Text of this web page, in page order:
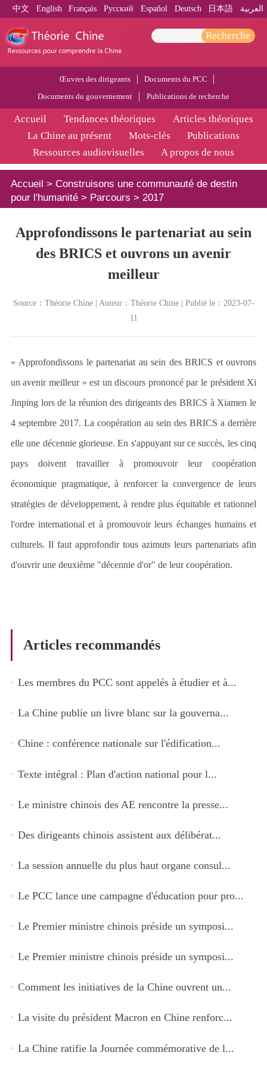
中文 English Français Pусский Español Deutsch 日本語 العربية
Recherche
Œuvres des dirigeants
Documents du PCC
Documents du gouvernement
Publications de recherche
Accueil Tendances théoriques
Articles théoriques
La Chine au présent
Mots-clés
Publications
Ressources audiovisuelles
A propos de nous
Accueil > Construisons une communauté de destin
pour l'humanité> Parcours > 2017
Approfondissons le partenariat au sein
des BRICS et ouvrons un avenir
meilleur
Source：Théorie Chine | Auteur：Théorie Chine | Publié le：2023-07-
11
« Approfondissons le partenariat au sein des BRICS et ouvrons
un avenir meilleur » est un discours prononcé par le président Xi
Jinping lors de la réunion des dirigeants des BRICS à Xiamen le
4 septembre 2017. La coopération au sein des BRICS a derrière
elle une décennie glorieuse. En s'appuyant sur ce succès, les cinq
pays doivent travailler à promouvoir leur coopération
économique pragmatique, à renforcer la convergence de leurs
stratégies de développement, à rendre plus équitable et rationnel
l'ordre international et à promouvoir leurs échanges humains et
culturels. Il faut approfondir tous azimuts leurs partenariats afin
d'ouvrir une deuxième "décennie d'or" de leur coopération.
Articles recommandés
Les membres du PCC sont appelés à étudier et à...
La Chine publie un livre blanc sur la gouverna...
Chine : conférence nationale sur l'édification...
Texte intégral : Plan d'action national pour l...
Le ministre chinois des AE rencontre la presse...
Des dirigeants chinois assistent aux délibérat...
La session annuelle du plus haut organe consul...
Le PCC lance une campagne d'éducation pour pro...
Le Premier ministre chinois préside un symposi...
Le Premier ministre chinois préside un symposi...
Comment les initiatives de la Chine ouvrent un...
La visite du président Macron en Chine renforc...
La Chine ratifie la Journée commémorative de l...